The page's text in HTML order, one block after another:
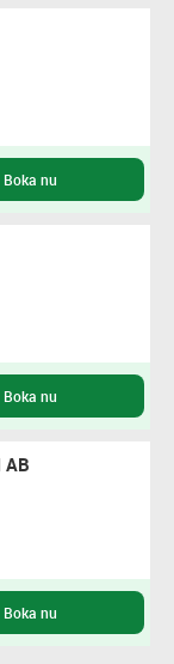
Boka nu
Boka nu
AB
Boka nu